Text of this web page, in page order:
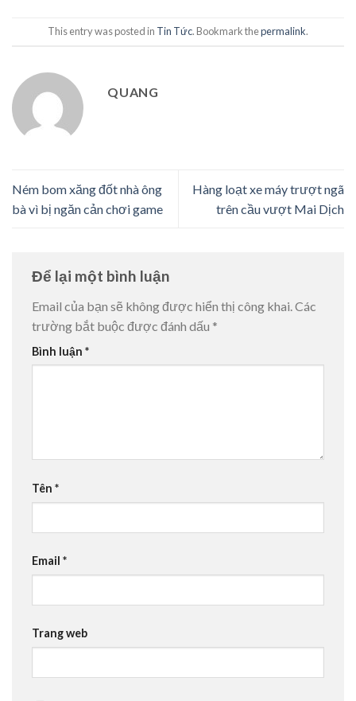
This entry was posted in Tin Tức. Bookmark thepermalink.
QUANG
Ném bom xăng đốt nhà ông
bà vì bị ngăn cản chơi game
Hàng loạt xe máy trượt ngã
trên cầu vượt Mai Dịch
Để lại một bình luận
Email của bạn sẽ không được hiển thị công khai. Các
trường bắt buộc được đánh dấu *
Bình luận *
Tên *
Email *
Trang web